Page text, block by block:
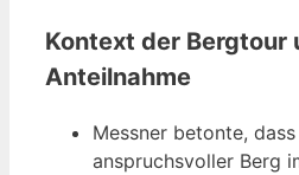
Kontext der Bergtour
Anteilnahme
Messner betonte,
anspruchsvoller Berg